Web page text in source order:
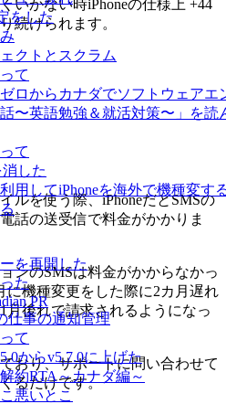
をした
クトとスクラム
て
ゼロからカナダでソフトウェアエ
〜英語勉強＆就活対策〜」を読
て
した
用してiPhoneを海外で機種変す
を再開した
た
PR
仕事の通知管理
て
からv5.7.0に上げた
約RTA～カナダ編～
悪いとこ
いかない時iPhoneの仕様上 +44
続けられます。
ルを使う際、iPhoneだとSMSの
話の送受信で料金がかかりま
ンのSMSは料金がかからなかっ
に機種変更をした際に2カ月遅れ
月後れで請求されるようになっ
おり、サポートに問い合わせて
るだけです。